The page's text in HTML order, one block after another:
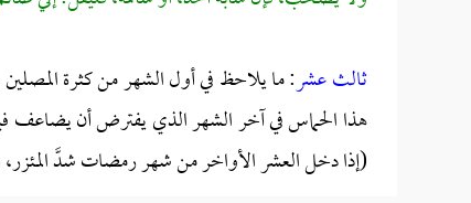
ثالث عشر: ما يلاحظ في أول الشهر من كثرة المصلين
هذا الحماس في آخر الشهر الذي يفترض أن يضاعف
(إذا دخل العشر الأواخر من شهر رمضات شدَّ المئزر،